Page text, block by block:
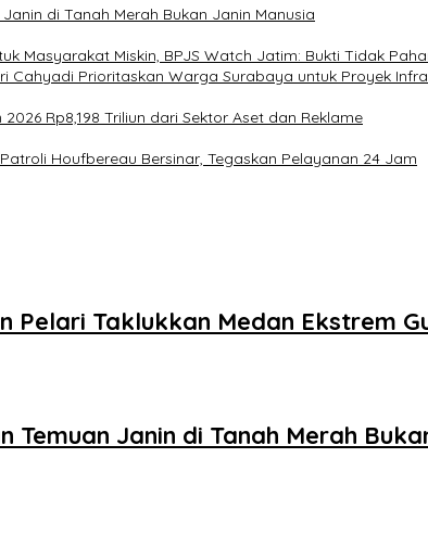
di Tanah Merah Bukan Janin Manusia
Masyarakat Miskin, BPJS Watch Jatim: Bukti Tidak
Cahyadi Prioritaskan Warga Surabaya untuk Proyek
Rp8,198 Triliun dari Sektor Aset dan Reklame
Houfbereau Bersinar, Tegaskan Pelayanan 24 Jam
Pelari Taklukkan Medan Ekstrem
Temuan Janin di Tanah Merah